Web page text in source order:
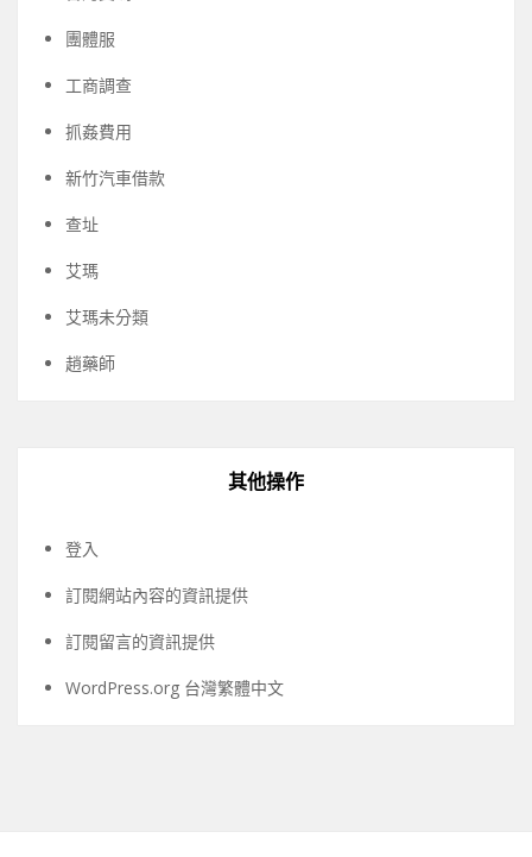
團體服
工商調查
抓姦費用
新竹汽車借款
查址
艾瑪
艾瑪未分類
趙藥師
其他操作
登入
訂閱網站內容的資訊提供
訂閱留言的資訊提供
WordPress.org 台灣繁體中文